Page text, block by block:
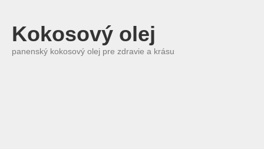
Kokosový olej
panenský kokosový olej pre zdravie a krásu